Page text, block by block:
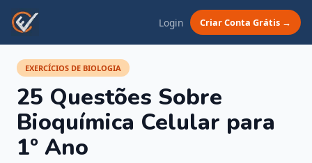
Login Criar Conta Grátis →
EXERCÍCIOS DE BIOLOGIA
25 Questões Sobre
Bioquímica Celular para
1º Ano